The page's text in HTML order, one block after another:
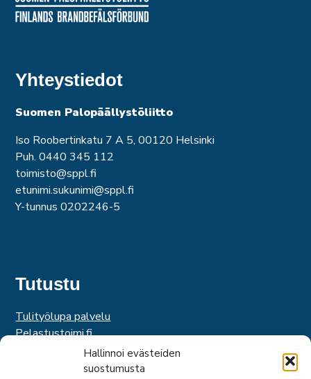
Hallinnoi evästeiden
suostumusta
Yhteystiedot
Suomen Palopäällystöliitto
Iso Roobertinkatu 7 A 5, 00120 Helsinki
Puh. 0440 345 112
toimisto@sppl.fi
etunimi.sukunimi@sppl.fi
Y-tunnus 0202246-5
Tutustu
Tulityölupa palvelu
Pelastustoimi.fi
Hätäkeskuslaitos
Palosuojelurahasto